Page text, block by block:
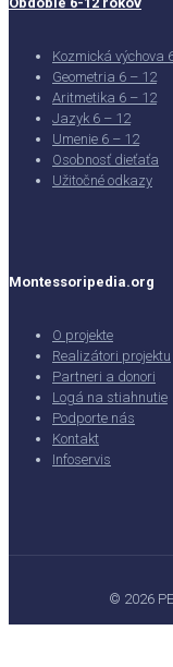
Kozmická výchova
Geometria 6 – 12
Aritmetika 6 – 12
Jazyk 6 – 12
Umenie 6 – 12
Osobnosť dieťaťa
Užitočné odkazy
Montessoripedia.org
O projekte
Realizátori projektu
Partneri a donori
Logá na stiahnutie
Podporte nás
Kontakt
Infoservis
© 2026